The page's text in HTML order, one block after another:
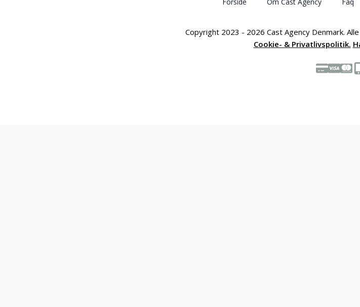
Copyright 2023 - 2026 Cast Agency Denmark.
Cookie- & Privatlivspolitik.